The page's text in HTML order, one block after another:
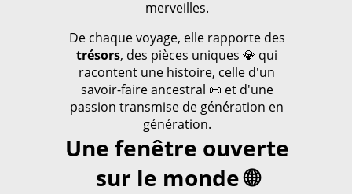
merveilles.
De chaque voyage, elle rapporte des
trésors, des pièces uniques 💎 qui
racontent une histoire, celle d'un
savoir-faire ancestral 📜 et d'une
passion transmise de génération en
génération.
Une fenêtre ouverte
sur le monde 🌐